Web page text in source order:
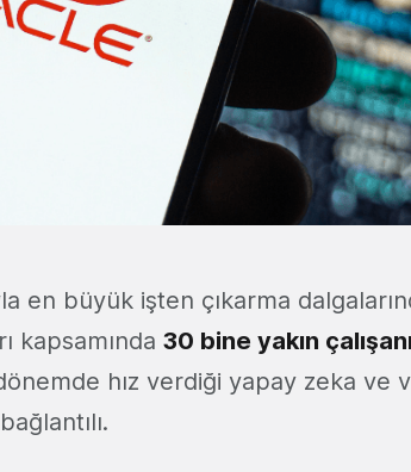
en büyük işten çıkarma
kapsamında 30 bine yakın
hız verdiği yapay zeka ve